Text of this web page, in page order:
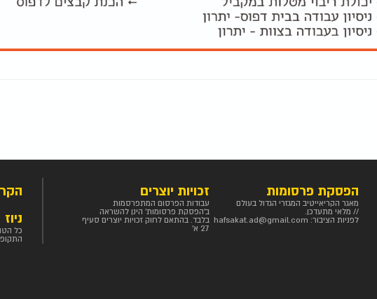
הפסקת פרסומות
מאגר הקריאייטיב המגזרי הגדול בעולם
// מלאי מתעדכן.
לפניות הציבור: hafsakat.ad@gmail.com
זכויות יוצרים
עבודות הפרסום המתפרסמות
ב'הפסקת פרסומות' הינן להשראה
בלבד. בהתאם לחוק זכויות יוצרים סעיף
27 א'
ניוז
כל